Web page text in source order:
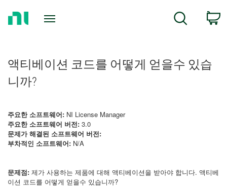
Search
액티베이션 코드를 어떻게 얻을수 있습
니까?
주요한 소프트웨어: NI License Manager
주요한 소프트웨어 버전: 3.0
문제가 해결된 소프트웨어 버전:
부차적인 소프트웨어: N/A
문제점: 제가 사용하는 제품에 대해 액티베이션을 받아야 합니다. 액티베
이션 코드를 어떻게 얻을수 있습니까?